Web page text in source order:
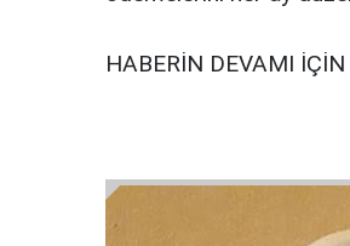
HABERİN DEVAMI